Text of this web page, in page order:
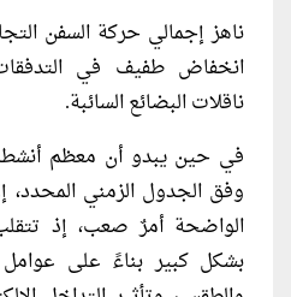
انخفاض طفيف في
ناقلات البضائع السائبة.
في حين يبدو أن معظم
وفق الجدول الزمني المحدد،
الواضحة أمرٌ صعب، إذ
بشكل كبير بناءً على